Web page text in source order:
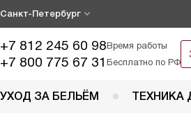
Санкт-Петербург
+7 812 245 60 98Время работы
+7 800 775 67 31 Бесплатно по РФ
УХОД ЗА БЕЛЬЁМ ТЕХНИКА